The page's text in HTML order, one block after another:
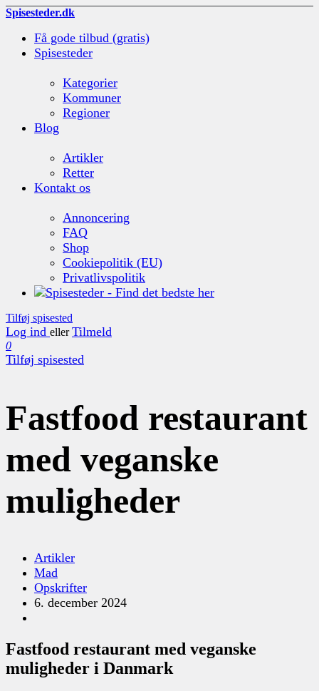
Spisesteder.dk
Få gode tilbud (gratis)
Spisesteder
Kategorier
Kommuner
Regioner
Blog
Artikler
Retter
Kontakt os
Annoncering
FAQ
Shop
Cookiepolitik (EU)
Privatlivspolitik
Tilføj spisested
Log ind eller Tilmeld
0
Tilføj spisested
Fastfood restaurant
med veganske
muligheder
Artikler
Mad
Opskrifter
6. december 2024
Fastfood restaurant med veganske
muligheder i Danmark